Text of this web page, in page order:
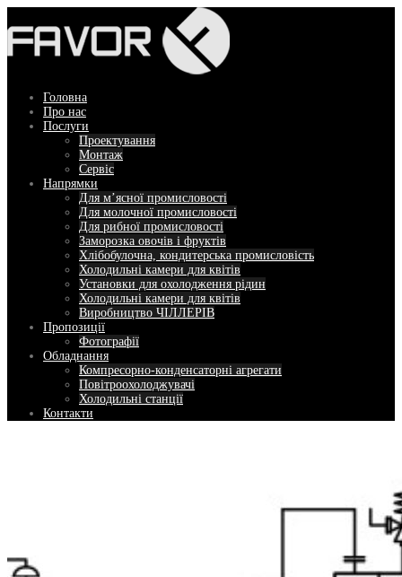
до
вмісту
Головна
Про нас
Послуги
Проектування
Монтаж
Сервіс
Напрямки
Для м’ясної промисловості
Для молочної промисловості
Для рибної промисловості
Заморозка овочів і фруктів
Хлібобулочна, кондитерська промисловість
Холодильні камери для квітів
Установки для охолодження рідин
Холодильні камери для квітів
Виробництво ЧІЛЛЕРІВ
Пропозиції
Фотографії
Обладнання
Компресорно-конденсаторні агрегати
Повітроохолоджувачі
Холодильні станції
Контакти